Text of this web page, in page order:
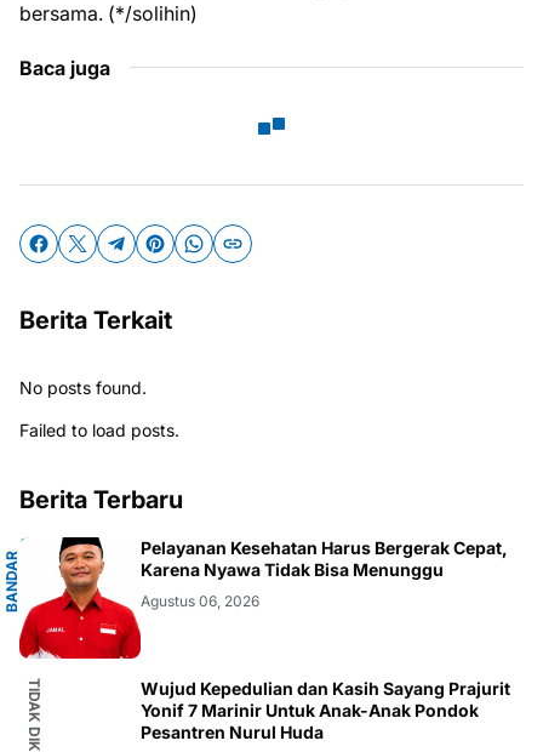
bersama. (*/solihin)
Baca juga
Berita Terkait
No posts found.
Failed to load posts.
Berita Terbaru
B
A
N
D
A
R
L
A
M
P
U
N
Pelayanan Kesehatan Harus Bergerak Cepat,
Karena Nyawa Tidak Bisa Menunggu
Agustus 06, 2026
Wujud Kepedulian dan Kasih Sayang Prajurit
Yonif 7 Marinir Untuk Anak-Anak Pondok
Pesantren Nurul Huda